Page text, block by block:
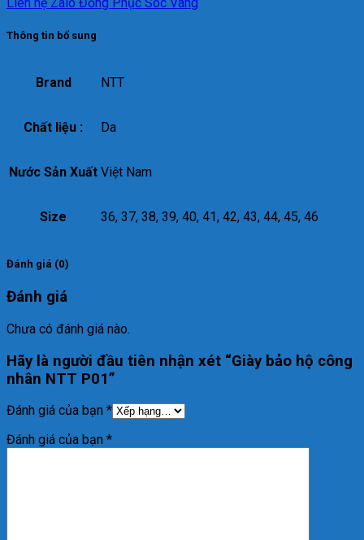
Liên hệ Zalo Đồng Phục Sóc Vàng
Thông tin bổ sung
Brand NTT
Chất liệu : Da
Nước Sản Xuất Việt Nam
Size 36, 37, 38, 39, 40, 41, 42, 43, 44, 45, 46
Đánh giá (0)
Đánh giá
Chưa có đánh giá nào.
Hãy là người đầu tiên nhận xét “Giày bảo hộ công
nhân NTT P01”
Đánh giá của bạn *
Đánh giá của bạn *